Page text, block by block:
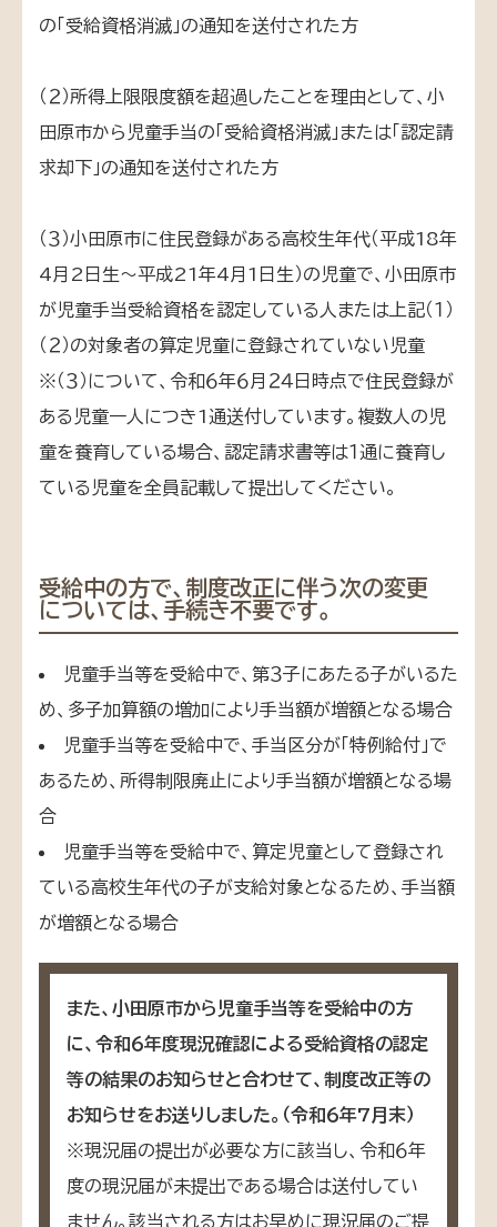
の「受給資格消滅」の通知を送付された方
（２）所得上限限度額を超過したことを理由として、小
田原市から児童手当の「受給資格消滅」または「認定請
求却下」の通知を送付された方
（３）小田原市に住民登録がある高校生年代（平成18年
4月2日生～平成21年4月1日生）の児童で、小田原市
が児童手当受給資格を認定している人または上記（１）
（２）の対象者の算定児童に登録されていない児童
※（３）について、令和６年６月２４日時点で住民登録が
ある児童一人につき1通送付しています。複数人の児
童を養育している場合、認定請求書等は１通に養育し
ている児童を全員記載して提出してください。
受給中の方で、制度改正に伴う次の変更
については、手続き不要です。
児童手当等を受給中で、第３子にあたる子がいるた
め、多子加算額の増加により手当額が増額となる場合
児童手当等を受給中で、手当区分が「特例給付」で
あるため、所得制限廃止により手当額が増額となる場
合
児童手当等を受給中で、算定児童として登録され
ている高校生年代の子が支給対象となるため、手当額
が増額となる場合
また、小田原市から児童手当等を受給中の方
に、令和６年度現況確認による受給資格の認定
等の結果のお知らせと合わせて、制度改正等の
お知らせをお送りしました。（令和６年7月末）
※現況届の提出が必要な方に該当し、令和６年
度の現況届が未提出である場合は送付してい
ません。該当される方はお早めに現況届のご提